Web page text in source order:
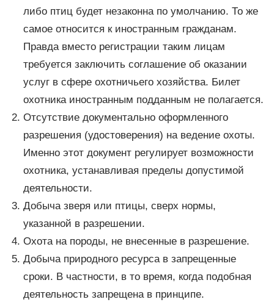
либо птиц будет незаконна по умолчанию. То же
самое относится к иностранным гражданам.
Правда вместо регистрации таким лицам
требуется заключить соглашение об оказании
услуг в сфере охотничьего хозяйства. Билет
охотника иностранным подданным не полагается.
Отсутствие документально оформленного
разрешения (удостоверения) на ведение охоты.
Именно этот документ регулирует возможности
охотника, устанавливая пределы допустимой
деятельности.
Добыча зверя или птицы, сверх нормы,
указанной в разрешении.
Охота на породы, не внесенные в разрешение.
Добыча природного ресурса в запрещенные
сроки. В частности, в то время, когда подобная
деятельность запрещена в принципе.